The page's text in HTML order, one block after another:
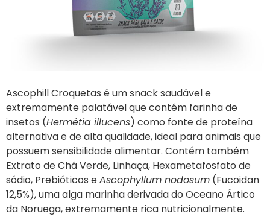
Ascophill Croquetas é um snack saudável e
extremamente palatável que contém farinha de
insetos (Hermétia illucens) como fonte de proteína
alternativa e de alta qualidade, ideal para animais que
possuem sensibilidade alimentar. Contém também
Extrato de Chá Verde, Linhaça, Hexametafosfato de
sódio, Prebióticos eAscophyllum nodosum (Fucoidan
12,5%), uma alga marinha derivada do Oceano Ártico
da Noruega, extremamente rica nutricionalmente.